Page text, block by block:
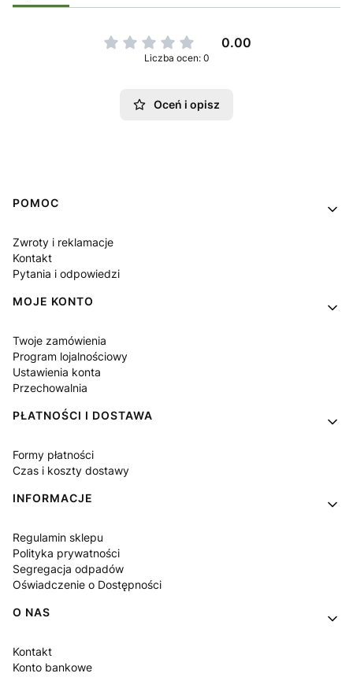
0.00
Liczba ocen: 0
Oceń i opisz
Linki w stopce
POMOC
Zwroty i reklamacje
Kontakt
Pytania i odpowiedzi
MOJE KONTO
Twoje zamówienia
Program lojalnościowy
Ustawienia konta
Przechowalnia
PŁATNOŚCI I DOSTAWA
Formy płatności
Czas i koszty dostawy
INFORMACJE
Regulamin sklepu
Polityka prywatności
Segregacja odpadów
Oświadczenie o Dostępności
O NAS
Kontakt
Konto bankowe